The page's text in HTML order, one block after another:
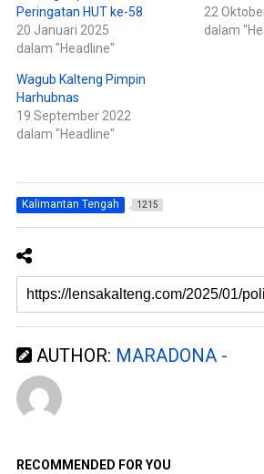
(
M
e
m
b
k
a
d
i
j
e
n
a
a
n
g
)
o
k
(
M
e
u
d
i
j
e
a
y
a
r
u
)
Peringatan HUT ke-58
20 Januari 2025
dalam "Headline"
22
dalam
Wagub Kalteng Pimpin
Harhubnas
19 September 2022
dalam "Headline"
Kalimantan Tengah 1215
AUTHOR: MARADONA -
RECOMMENDED FOR YOU